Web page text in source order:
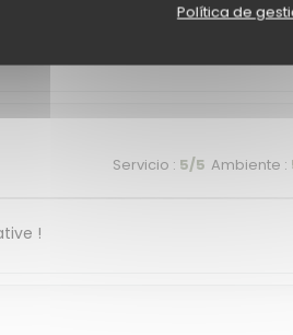
Política de
cet endroit plein de
Servicio : 5/5 Ambiente :
!